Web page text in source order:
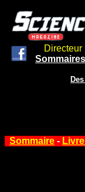
Directeur
Sommaire -